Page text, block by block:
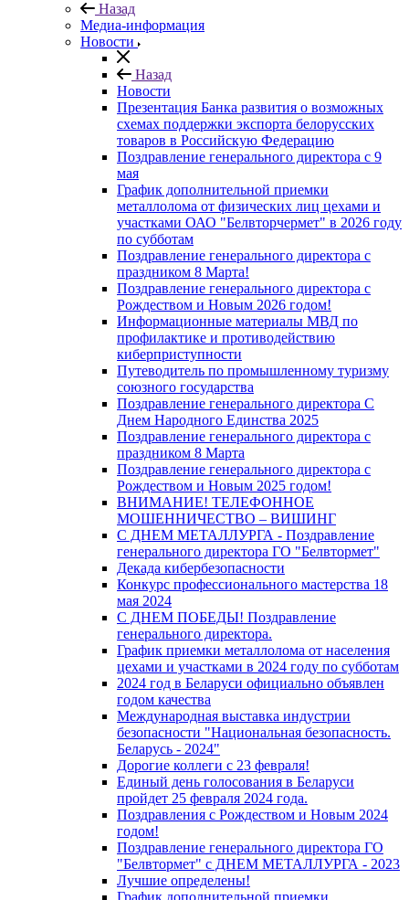
Назад
Медиа-информация
Новости
Назад
Новости
Презентация Банка развития о возможных
схемах поддержки экспорта белорусских
товаров в Российскую Федерацию
Поздравление генерального директора с 9
мая
График дополнительной приемки
металлолома от физических лиц цехами и
участками ОАО "Белвторчермет" в 2026 году
по субботам
Поздравление генерального директора с
праздником 8 Марта!
Поздравление генерального директора с
Рождеством и Новым 2026 годом!
Информационные материалы МВД по
профилактике и противодействию
киберприступности
Путеводитель по промышленному туризму
союзного государства
Поздравление генерального директора С
Днем Народного Единства 2025
Поздравление генерального директора с
праздником 8 Марта
Поздравление генерального директора с
Рождеством и Новым 2025 годом!
ВНИМАНИЕ! ТЕЛЕФОННОЕ
МОШЕННИЧЕСТВО – ВИШИНГ
С ДНЕМ МЕТАЛЛУРГА - Поздравление
генерального директора ГО "Белвтормет"
Декада кибербезопасности
Конкурс профессионального мастерства 18
мая 2024
С ДНЕМ ПОБЕДЫ! Поздравление
генерального директора.
График приемки металлолома от населения
цехами и участками в 2024 году по субботам
2024 год в Беларуси официально объявлен
годом качества
Международная выставка индустрии
безопасности "Национальная безопасность.
Беларусь - 2024"
Дорогие коллеги с 23 февраля!
Единый день голосования в Беларуси
пройдет 25 февраля 2024 года.
Поздравления с Рождеством и Новым 2024
годом!
Поздравление генерального директора ГО
"Белвтормет" с ДНЕМ МЕТАЛЛУРГА - 2023
Лучшие определены!